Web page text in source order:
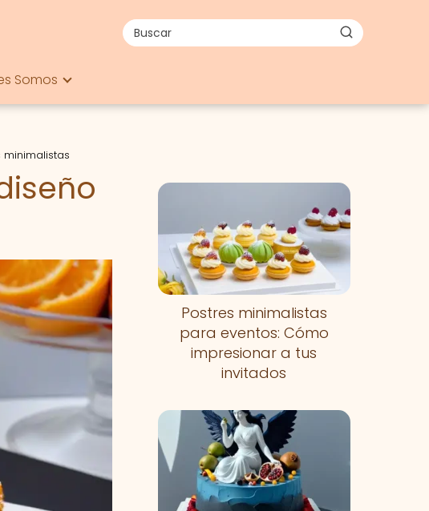
Somos
Postres minimalistas
para eventos: Cómo
impresionar a tus
invitados